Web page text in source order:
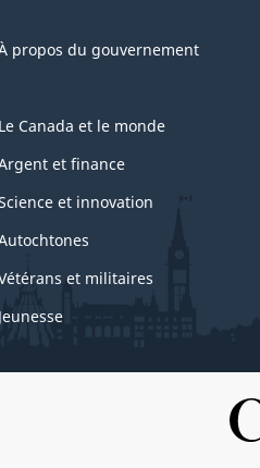
propos du gouvernement
Le Canada et le monde
et finance
et innovation
et militaires
Jeunesse